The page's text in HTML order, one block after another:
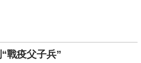
戰疫父子兵”